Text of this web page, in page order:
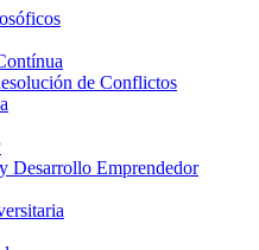
de Conflictos
Desarrollo Emprendedor